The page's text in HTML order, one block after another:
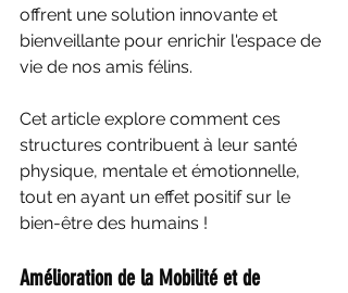
offrent une solution innovante et
bienveillante pour enrichir l'espace de
vie de nos amis félins.
Cet article explore comment ces
structures contribuent à leur santé
physique, mentale et émotionnelle,
tout en ayant un effet positif sur le
bien-être des humains !
Amélioration de la Mobilité et de